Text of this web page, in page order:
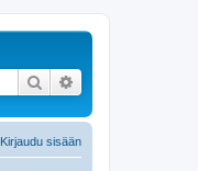
Etsi
Kirjaudu sisään